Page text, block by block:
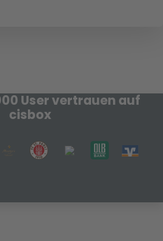
User vertrauen auf
cisbox